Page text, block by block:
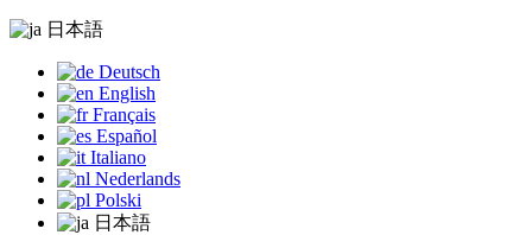
日本語
Deutsch
English
Français
Español
Italiano
Nederlands
Polski
日本語